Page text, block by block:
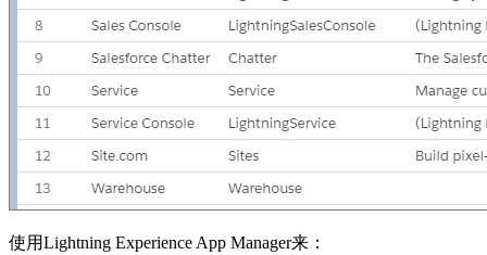
使用Lightning Experience App Manager来：